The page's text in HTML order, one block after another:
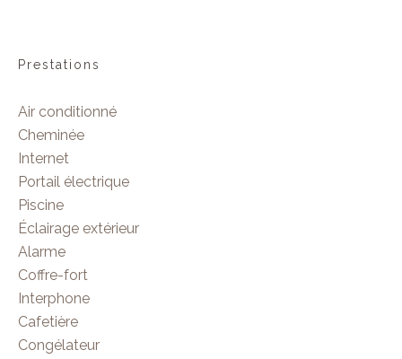
Prestations
Air conditionné
Cheminée
Internet
Portail électrique
Piscine
Éclairage extérieur
Alarme
Coffre-fort
Interphone
Cafetière
Congélateur